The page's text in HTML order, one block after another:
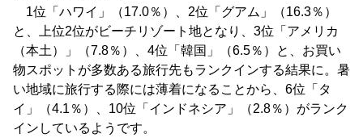
1位「ハワイ」（17.0％）、2位「グアム」（16.3％）
と、上位2位がビーチリゾート地となり、3位「アメリカ
（本土）」（7.8％）、4位「韓国」（6.5％）と、お買い
物スポットが多数ある旅行先もランクインする結果に。暑
い地域に旅行する際には薄着になることから、6位「タ
イ」（4.1％）、10位「インドネシア」（2.8％）がランク
インしているようです。